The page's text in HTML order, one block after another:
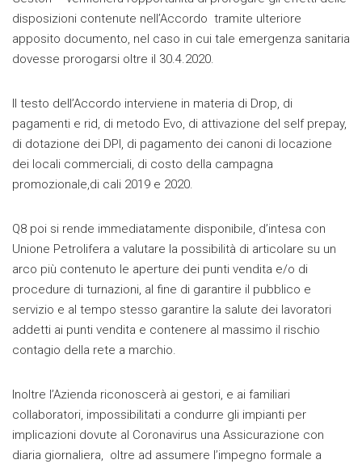
disposizioni contenute nell’Accordo tramite ulteriore
apposito documento, nel caso in cui tale emergenza sanitaria
dovesse prorogarsi oltre il 30.4.2020.
Il testo dell’Accordo interviene in materia di Drop, di
pagamenti e rid, di metodo Evo, di attivazione del self prepay,
di dotazione dei DPI, di pagamento dei canoni di locazione
dei locali commerciali, di costo della campagna
promozionale,di cali 2019 e 2020.
Q8 poi si rende immediatamente disponibile, d’intesa con
Unione Petrolifera a valutare la possibilità di articolare su un
arco più contenuto le aperture dei punti vendita e/o di
procedure di turnazioni, al fine di garantire il pubblico e
servizio e al tempo stesso garantire la salute dei lavoratori
addetti ai punti vendita e contenere al massimo il rischio
contagio della rete a marchio.
Inoltre l’Azienda riconoscerà ai gestori, e ai familiari
collaboratori, impossibilitati a condurre gli impianti per
implicazioni dovute al Coronavirus una Assicurazione con
diaria giornaliera, oltre ad assumere l’impegno formale a